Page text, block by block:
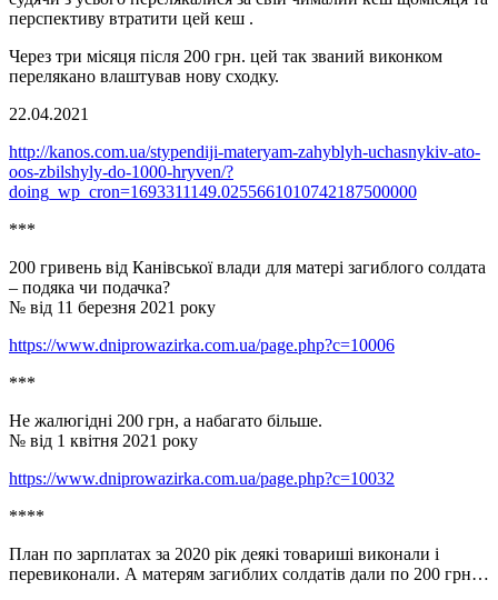
перспективу втратити цей кеш .
Через три місяця після 200 грн. цей так званий виконком
перелякано влаштував нову сходку.
22.04.2021
http://kanos.com.ua/stypendiji-materyam-zahyblyh-uchasnykiv-ato-
oos-zbilshyly-do-1000-hryven/?
doing_wp_cron=1693311149.0255661010742187500000
***
200 гривень від Канівської влади для матері загиблого солдата
– подяка чи подачка?
№ від 11 березня 2021 року
https://www.dniprowazirka.com.ua/page.php?c=10006
***
Не жалюгідні 200 грн, а набагато більше.
№ від 1 квітня 2021 року
https://www.dniprowazirka.com.ua/page.php?c=10032
****
План по зарплатах за 2020 рік деякі товариші виконали і
перевиконали. А матерям загиблих солдатів дали по 200 грн…